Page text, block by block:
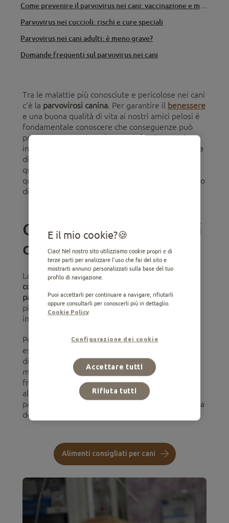
Parvovirus nei cuccioli: rischi e cure speciali
Parvovirus nei cani adulti: è meno grave?
Domande frequenti sul parvovirus nei cani
Tra le malattie più conosciute e pericolose nei cani
c'è la parvovirosi canina . Per garantire il benessere
e una buona qualità di vita ai nostri amici pelosi è
fondamentale conoscere che conseguenze può
provocare. Ma, prima di tutto, è fondamentale
informarsi sugli strumenti di prevenzione a nostra
disposizione. In questo articolo troverai tutto
quello che devi sapere sul parvovirus nei cani,
quali sono i suoi sintomi e come evitare il contagio
di questa malattia.
Che cos'è il parvovirus nei
cani?
La parvovirosi canina è una
contagiosa
parvovirus , in particolare il tipo 2. Il parvovirus è
più frequente neicucciolie negli animali
immunodepressi che nei cani adulti e sani.
Purtroppo, questo virus ha la particolarità di
essere
digerente dei pazienti che nell'ambiente. Si
mantiene soprattutto nelle feci e negli ambienti
freddi, potendo persistere fino a 6 mesi
all'esterno. Pertanto, prevenire il contagio da
parvovirus nei cani è essenziale per prendersi cura
della loro salute.
Alimenti consigliati per cani
E il mio cookie?
Ciao! Nel nostro sito utilizziamo cookie propri e di
terze parti per analizzare l'uso che fai del sito e
mostrarti annunci personalizzati sulla base del tuo
profilo di navigazione.
Puoi accettarli per continuare a navigare, rifiutarli
oppure consultarli per conoscerli più in dettaglio.
Cookie Policy
Configurazione dei cookie
Rifiuta tutti
Accettare tutti